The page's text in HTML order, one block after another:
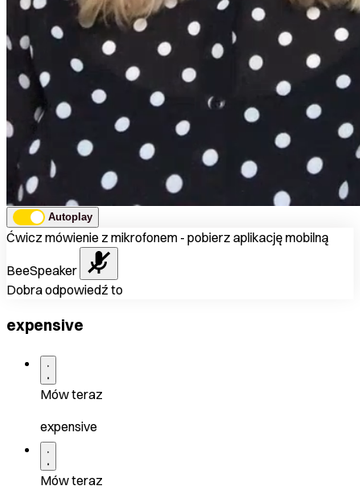
Autoplay
Ćwicz mówienie z mikrofonem - pobierz aplikację mobilną
BeeSpeaker
Dobra odpowiedź to
expensive
Mów teraz
expensive
Mów teraz